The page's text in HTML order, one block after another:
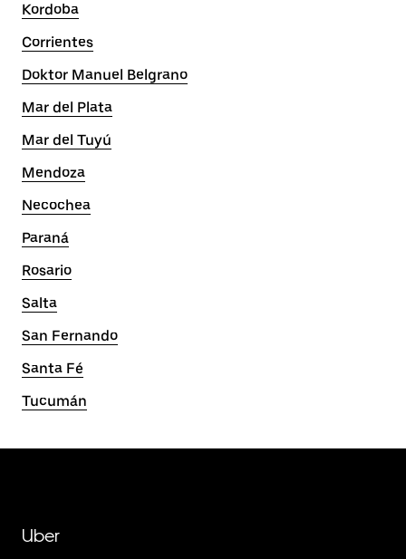
Kordoba
Corrientes
Doktor Manuel Belgrano
Mar del Plata
Mar del Tuyú
Mendoza
Necochea
Paraná
Rosario
Salta
San Fernando
Santa Fé
Tucumán
Uber